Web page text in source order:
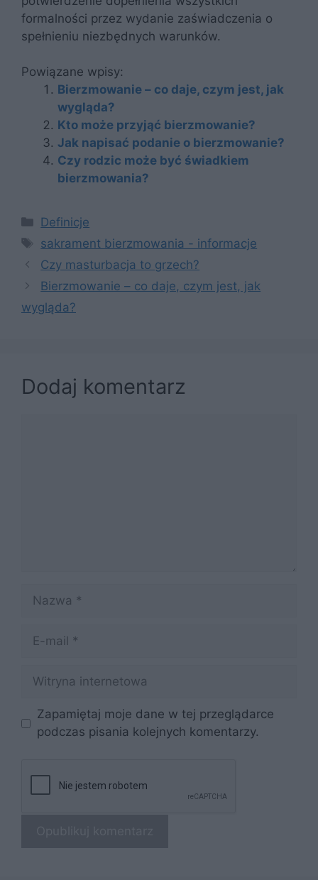
formalności przez wydanie zaświadczenia o
spełnieniu niezbędnych warunków.
Powiązane wpisy:
Bierzmowanie – co daje, czym jest, jak
wygląda?
Kto może przyjąć bierzmowanie?
Jak napisać podanie o bierzmowanie?
Czy rodzic może być świadkiem
bierzmowania?
Kategorie
Definicje
Tagi
sakrament bierzmowania - informacje
Czy masturbacja to grzech?
Bierzmowanie – co daje, czym jest, jak
wygląda?
Dodaj komentarz
internetowa
Zapamiętaj moje dane w tej przeglądarce
podczas pisania kolejnych komentarzy.